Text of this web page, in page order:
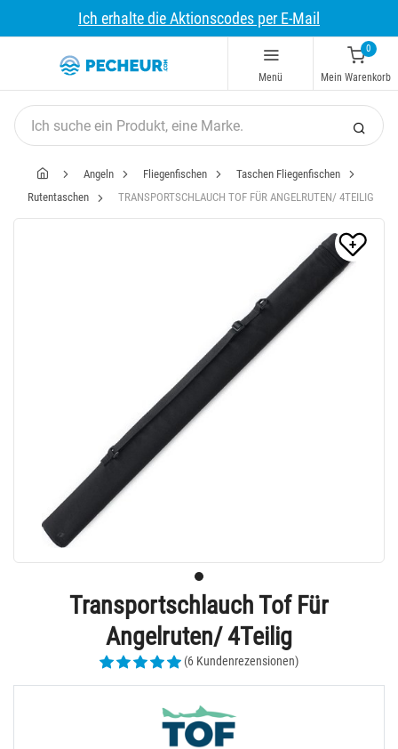
Ich erhalte die Aktionscodes per E-Mail
Menü
0
Mein Warenkorb
Angeln Fliegenfischen
Taschen Fliegenfischen
Rutentaschen
TRANSPORTSCHLAUCH TOF FÜR ANGELRUTEN/ 4TEILIG
Transportschlauch Tof Für
Angelruten/ 4Teilig
(6 Kundenrezensionen)